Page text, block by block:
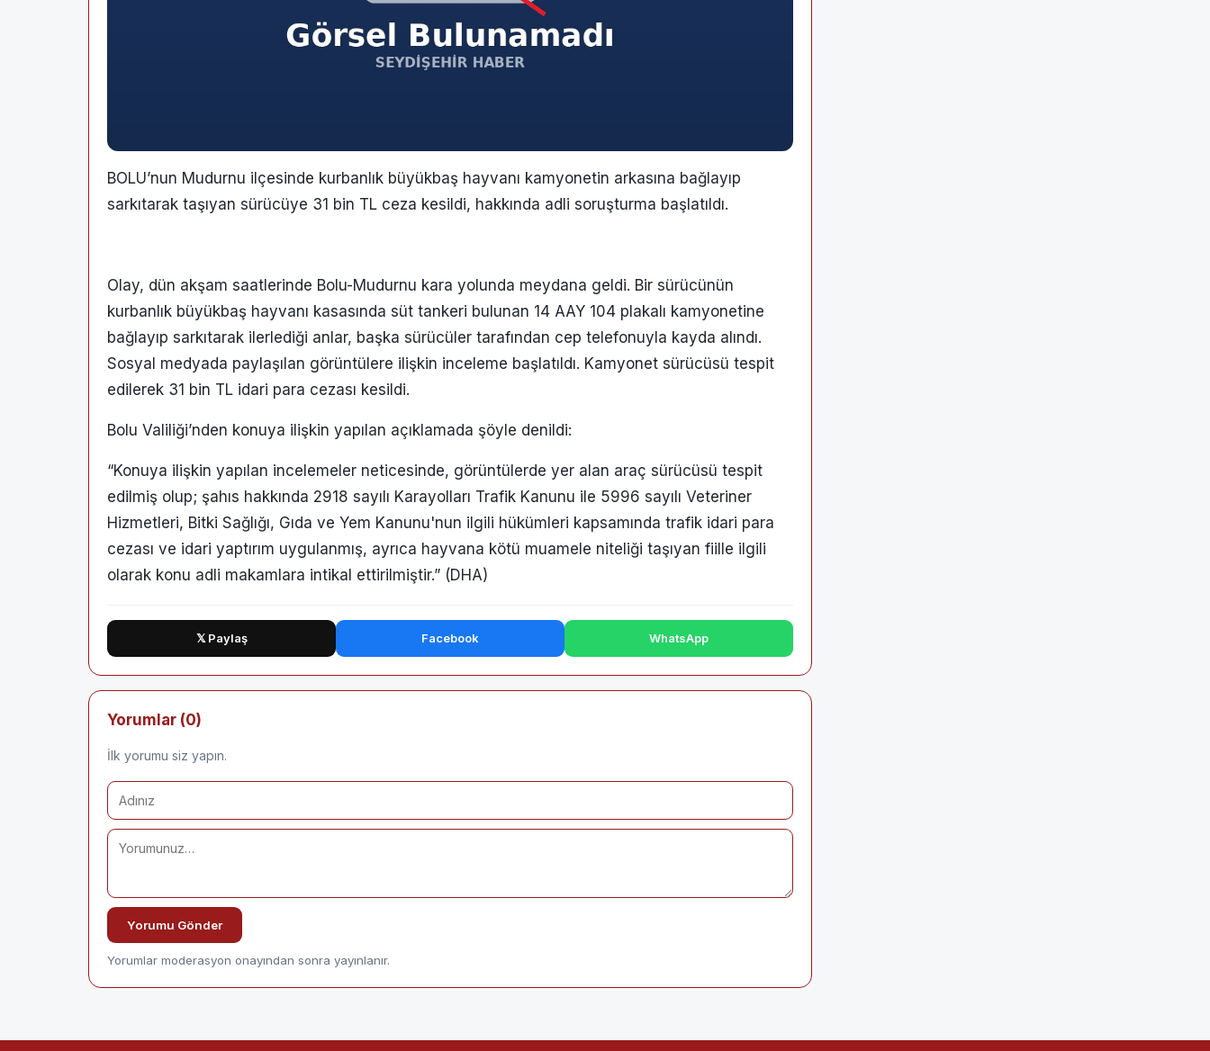
BOLU’nun Mudurnu ilçesinde kurbanlık büyükbaş hayvanı kamyonetin arkasına bağlayıp
sarkıtarak taşıyan sürücüye 31 bin TL ceza kesildi, hakkında adli soruşturma başlatıldı.
Olay, dün akşam saatlerinde Bolu-Mudurnu kara yolunda meydana geldi. Bir sürücünün
kurbanlık büyükbaş hayvanı kasasında süt tankeri bulunan 14 AAY 104 plakalı kamyonetine
bağlayıp sarkıtarak ilerlediği anlar, başka sürücüler tarafından cep telefonuyla kayda alındı.
Sosyal medyada paylaşılan görüntülere ilişkin inceleme başlatıldı. Kamyonet sürücüsü tespit
edilerek 31 bin TL idari para cezası kesildi.
Bolu Valiliği’nden konuya ilişkin yapılan açıklamada şöyle denildi:
“Konuya ilişkin yapılan incelemeler neticesinde, görüntülerde yer alan araç sürücüsü tespit
edilmiş olup; şahıs hakkında 2918 sayılı Karayolları Trafik Kanunu ile 5996 sayılı Veteriner
Hizmetleri, Bitki Sağlığı, Gıda ve Yem Kanunu'nun ilgili hükümleri kapsamında trafik idari para
cezası ve idari yaptırım uygulanmış, ayrıca hayvana kötü muamele niteliği taşıyan fiille ilgili
olarak konu adli makamlara intikal ettirilmiştir.” (DHA)
𝕏 Paylaş Facebook WhatsApp
Yorumlar (0)
İlk yorumu siz yapın.
Yorumu Gönder
Yorumlar moderasyon onayından sonra yayınlanır.